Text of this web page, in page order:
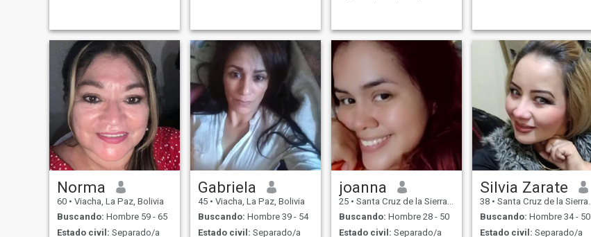
Norma
60 • Viacha, La Paz, Bolivia
Buscando: Hombre 59 - 65
Estado civil: Separado/a
Gabriela
45 • Viacha, La Paz, Bolivia
Buscando: Hombre 39 - 54
Estado civil: Separado/a
joanna
25 • Santa Cruz de la Sierra, Santa Cruz, Bolivia
Buscando: Hombre 28 - 50
Estado civil: Separado/a
Silvia Zarate
38 • Santa Cruz de la Sierra, Santa Cruz, Bolivia
Buscando: Hombre 34 - 50
Estado civil: Separado/a